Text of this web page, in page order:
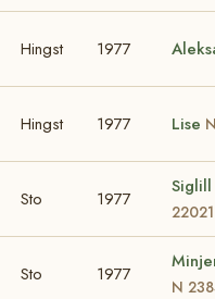
Hingst 1977
Hingst 1977 Lise
Sto 1977
22021
Sto 1977
N